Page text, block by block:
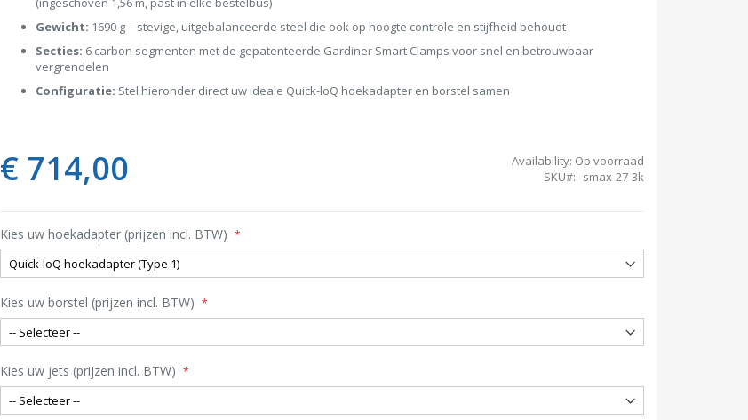
Gewicht: 1690 g – stevige, uitgebalanceerde steel die ook op hoogte controle en stijfheid behoudt
Secties: 6 carbon segmenten met de gepatenteerde Gardiner Smart Clamps voor snel en betrouwbaar
vergrendelen
Configuratie: Stel hieronder direct uw ideale Quick-loQ hoekadapter en borstel samen
€ 714,00 Availability: Op voorraad
SKU
smax-27-3k
Kies uw hoekadapter (prijzen incl. BTW)
Kies uw borstel (prijzen incl. BTW)
Kies uw jets (prijzen incl. BTW)